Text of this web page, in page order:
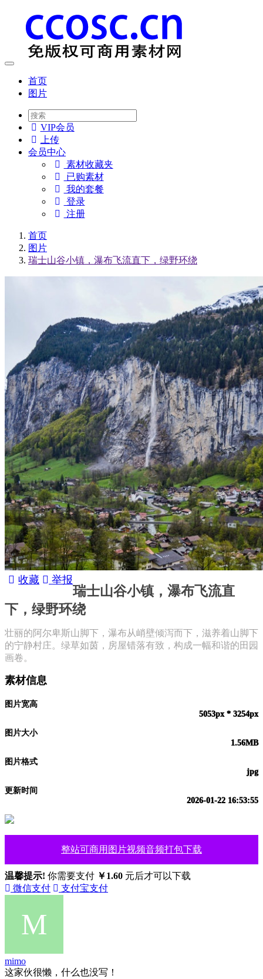
Toggle
navigation
首页
图片
VIP会员
上传
会员中心
素材收藏夹
已购素材
我的套餐
登录
注册
首页
图片
瑞士山谷小镇，瀑布飞流直下，绿野环绕
收藏 举报
瑞士山谷小镇，瀑布飞流直
下，绿野环绕
壮丽的阿尔卑斯山脚下，瀑布从峭壁倾泻而下，滋养着山脚下
的宁静村庄。绿草如茵，房屋错落有致，构成一幅和谐的田园
画卷。
素材信息
图片宽高
5053px * 3254px
图片大小
1.56MB
图片格式
jpg
更新时间
2026-01-22 16:53:55
整站可商用图片视频音频打包下载
温馨提示! 你需要支付 ￥1.60 元后才可以下载
微信支付
支付宝支付
mimo
这家伙很懒，什么也没写！